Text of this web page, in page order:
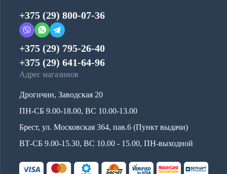
+375 (29) 800-07-36
+375 (29) 795-26-40
+375 (29) 641-64-96
Адрес магазинов
Дрогичин, Заводская 20
ПН-СБ 9.00-18.00, ВС 10.00-13.00
Брест, ул. Московская 364, пав.6 (Пункт выдачи)
ВТ-СБ 9.00-15.30, ВС 10.00 - 15.00, ПН-выходной